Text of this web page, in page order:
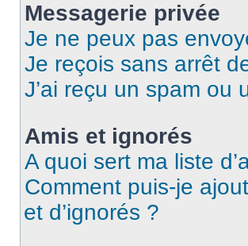
Messagerie privée
Je ne peux pas
Je reçois sans arrêt
J’ai reçu un spam ou
Amis et ignorés
A quoi sert ma liste
Comment puis-je
et d’ignorés ?